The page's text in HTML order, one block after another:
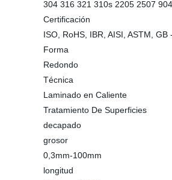
304 316 321 310s 2205 2507
Certificación
ISO, RoHS, IBR, AISI, ASTM,
Forma
Redondo
Técnica
Laminado en Caliente
Tratamiento De Superficies
decapado
grosor
0,3mm-100mm
longitud